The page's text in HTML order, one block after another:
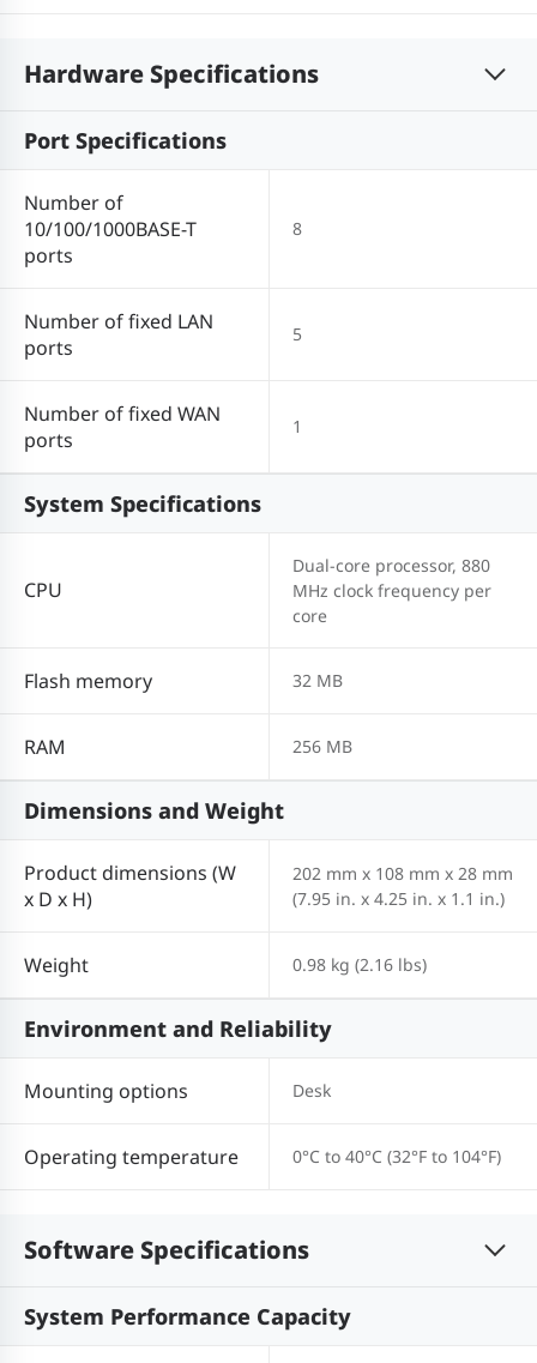
Hardware Specifications
Port Specifications
Number of
10/100/1000BASE-T
ports
8
Number of fixed LAN
ports
5
Number of fixed WAN
ports
1
System Specifications
CPU
Dual-core processor, 880
MHz clock frequency per
core
Flash memory 32 MB
RAM 256 MB
Dimensions and Weight
Product dimensions (W
x D x H)
202 mm x 108 mm x 28 mm
(7.95 in. x 4.25 in. x 1.1 in.)
Weight 0.98 kg (2.16 lbs)
Environment and Reliability
Mounting options Desk
Operating temperature 0°C to 40°C (32°F to 104°F)
Software Specifications
System Performance Capacity